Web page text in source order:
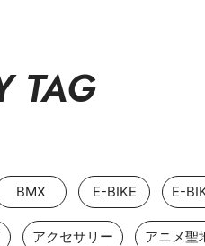
TAG
BMX E-BIKE E-
アクセサリー アニメ聖